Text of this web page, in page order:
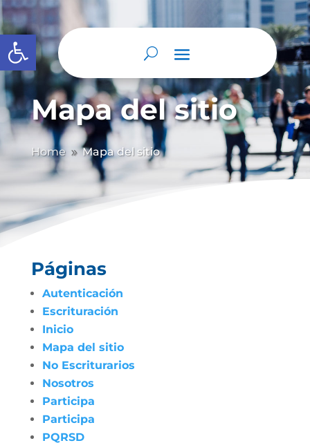
Abrir barra de herramientas
Mapa del sitio
Home 9 Mapa del sitio
Páginas
Autenticación
Escrituración
Inicio
Mapa del sitio
No Escriturarios
Nosotros
Participa
Participa
PQRSD